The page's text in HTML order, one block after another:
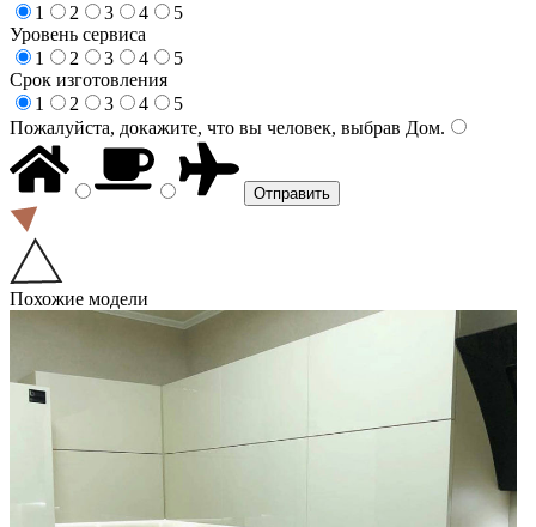
1
2 3 4
5
Уровень сервиса
1
2 3 4
5
Срок изготовления
1
2 3 4
5
Пожалуйста, докажите, что вы человек, выбрав Дом.
Похожие модели